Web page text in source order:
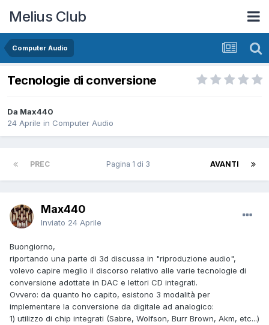
Melius Club
Computer Audio
Tecnologie di conversione
Da Max440
24 Aprile in Computer Audio
PREC AVANTI
Pagina 1 di 3
Max440
Inviato 24 Aprile
Buongiorno,
riportando una parte di 3d discussa in "riproduzione audio",
volevo capire meglio il discorso relativo alle varie tecnologie di
conversione adottate in DAC e lettori CD integrati.
Ovvero: da quanto ho capito, esistono 3 modalità per
implementare la conversione da digitale ad analogico:
1) utilizzo di chip integrati (Sabre, Wolfson, Burr Brown, Akm, etc...)